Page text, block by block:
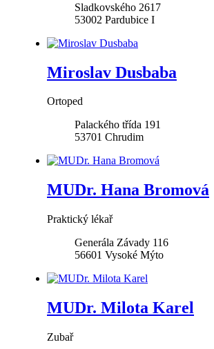
Sladkovského 2617
53002 Pardubice I
Miroslav Dusbaba
Ortoped
Palackého třída 191
53701 Chrudim
MUDr. Hana Bromová
Praktický lékař
Generála Závady 116
56601 Vysoké Mýto
MUDr. Milota Karel
Zubař